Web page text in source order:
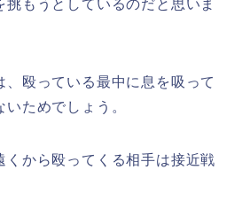
もうとしているのだと思いま
、殴っている最中に息を吸って
ためでしょう。
くから殴ってくる相手は接近戦